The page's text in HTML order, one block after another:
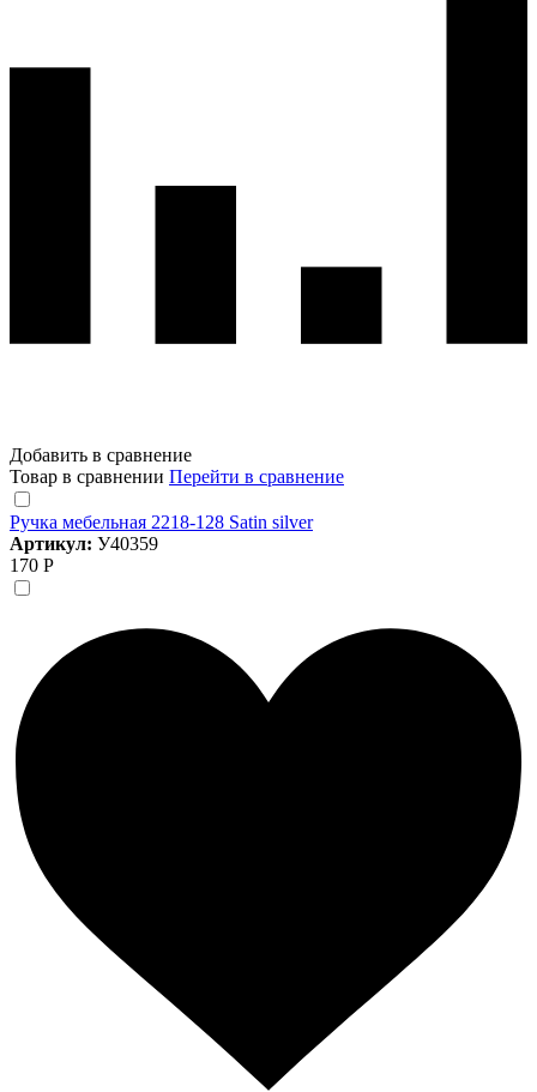
Добавить в сравнение
Товар в сравнении Перейти в сравнение
Ручка мебельная 2218-128 Satin silver
Артикул: У40359
170 Р